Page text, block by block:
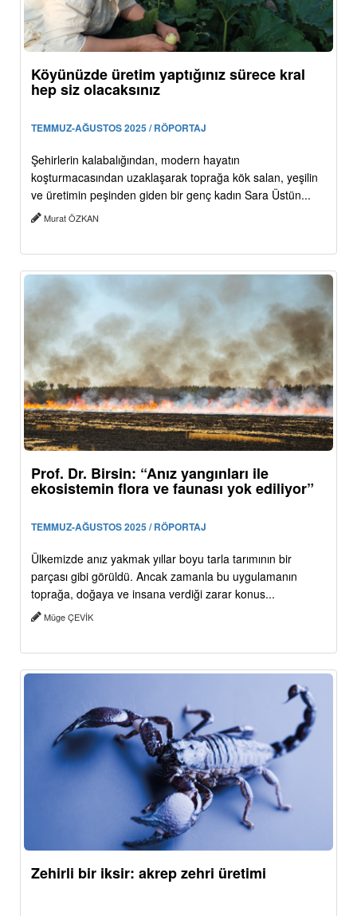
Köyünüzde üretim yaptığınız sürece kral
hep siz olacaksınız
TEMMUZ-AĞUSTOS 2025 / RÖPORTAJ
Şehirlerin kalabalığından, modern hayatın
koşturmacasından uzaklaşarak toprağa kök salan, yeşilin
ve üretimin peşinden giden bir genç kadın Sara Üstün...
Murat ÖZKAN
Prof. Dr. Birsin: “Anız yangınları ile
ekosistemin flora ve faunası yok ediliyor”
TEMMUZ-AĞUSTOS 2025 / RÖPORTAJ
Ülkemizde anız yakmak yıllar boyu tarla tarımının bir
parçası gibi görüldü. Ancak zamanla bu uygulamanın
toprağa, doğaya ve insana verdiği zarar konus...
Müge ÇEVİK
Zehirli bir iksir: akrep zehri üretimi